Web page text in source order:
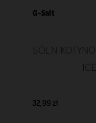
G-Salt
SÓL
32,99 zł